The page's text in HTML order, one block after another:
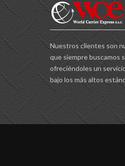
Nuestros clientes son
que siempre buscamos
ofreciéndoles un
bajo los más altos